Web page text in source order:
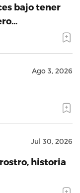
bajo tener
Ago 3, 2026
Jul 30, 2026
historia